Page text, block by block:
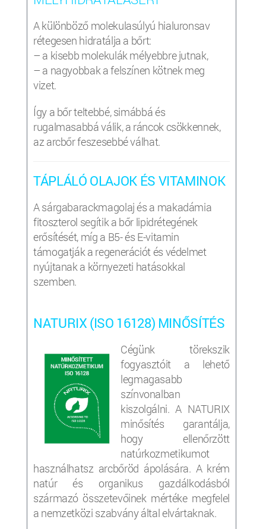
A különböző molekulasúlyú hialuronsav
rétegesen hidratálja a bőrt:
– a kisebb molekulák mélyebbre jutnak,
– a nagyobbak a felszínen kötnek meg
vizet.
Így a bőr teltebbé, simábbá és
rugalmasabbá válik, a ráncok csökkennek,
az arcbőr feszesebbé válhat.
TÁPLÁLÓ OLAJOK ÉS VITAMINOK
A sárgabarackmagolaj és a makadámia
fitoszterol segítik a bőr lipidrétegének
erősítését, míg a B5- és E-vitamin
támogatják a regenerációt és védelmet
nyújtanak a környezeti hatásokkal
szemben.
NATURIX (ISO 16128) MINŐSÍTÉS
Cégünk törekszik
fogyasztóit a lehető
legmagasabb
színvonalban
kiszolgálni. A NATURIX
minősítés garantálja,
hogy ellenőrzött
natúrkozmetikumot
használhatsz arcbőröd ápolására. A krém
natúr és organikus gazdálkodásból
származó összetevőinek mértéke megfelel
a nemzetközi szabvány által elvártaknak.